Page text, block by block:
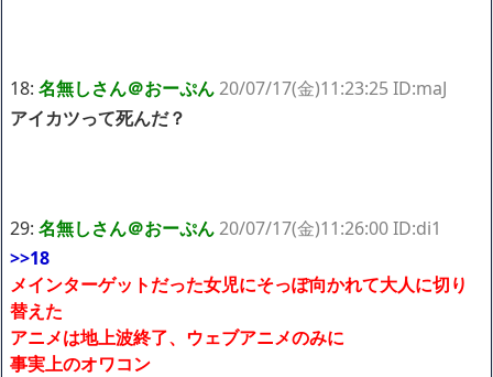
18: 名無しさん＠おーぷん20/07/17(金)11:23:25 ID:maJ
アイカツって死んだ？
29: 名無しさん＠おーぷん20/07/17(金)11:26:00 ID:di1
>>18
メインターゲットだった女児にそっぽ向かれて大人に切り
替えた
アニメは地上波終了、ウェブアニメのみに
事実上のオワコン